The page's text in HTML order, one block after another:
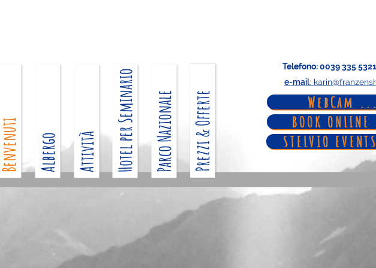
Telefono: 0039 335
e-mail:
BOOK
WebCam ...
STELVIO
Albergo Attività Hotel per Seminario Parco Nazionale Prezzi & Offerte